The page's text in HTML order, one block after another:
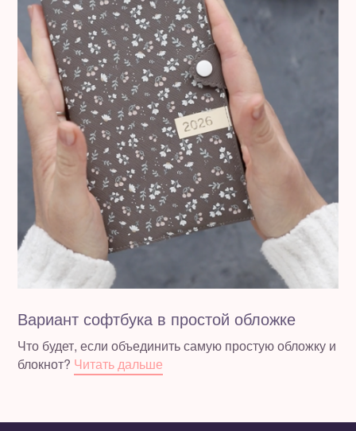
Вариант софтбука в простой обложке
Что будет, если объединить самую простую обложку и
блокнот? Читать дальше